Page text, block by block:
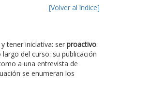
[Volver al índice]
tener iniciativa: ser proactivo.
del curso: su publicación
a una entrevista de
se enumeran los